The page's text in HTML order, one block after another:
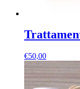
€50,00